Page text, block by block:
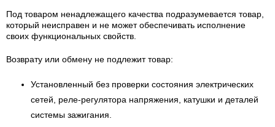
Под товаром ненадлежащего качества подразумевается товар,
который неисправен и не может обеспечивать исполнение
своих функциональных свойств.
Возврату или обмену не подлежит товар:
Установленный без проверки состояния электрических
сетей, реле-регулятора напряжения, катушки и деталей
системы зажигания.